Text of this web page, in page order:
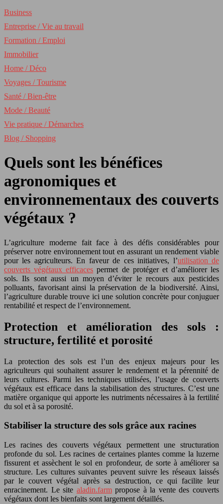
Business
Entreprise / Vie au travail
Formation / Emploi
Immobilier
Home / Déco
Voyages / Tourisme
Santé / Bien-être
Mode / Beauté
Vie pratique / Démarches
Blog / Shopping
Quels sont les bénéfices
agronomiques et
environnementaux des couverts
végétaux ?
L’agriculture moderne fait face à des défis considérables pour
préserver notre environnement tout en assurant un rendement viable
pour les agriculteurs. En faveur de ces initiatives, l’utilisation de
couverts végétaux efficaces permet de protéger et d’améliorer les
sols. Ils sont aussi un moyen d’éviter le recours aux pesticides
polluants, favorisant ainsi la préservation de la biodiversité. Ainsi,
l’agriculture durable trouve ici une solution concrète pour conjuguer
rentabilité et respect de l’environnement.
Protection et amélioration des sols :
structure, fertilité et porosité
La protection des sols est l’un des enjeux majeurs pour les
agriculteurs qui souhaitent assurer le rendement et la pérennité de
leurs cultures. Parmi les techniques utilisées, l’usage de couverts
végétaux est efficace dans la stabilisation des structures. C’est une
matière organique qui apporte les nutriments nécessaires à la fertilité
du sol et à sa porosité.
Stabiliser la structure des sols grâce aux racines
Les racines des couverts végétaux permettent une structuration
profonde du sol. Les racines de certaines plantes comme la luzerne
fissurent et assèchent le sol en profondeur, de sorte à améliorer sa
structure. Les cultures suivantes peuvent suivre les réseaux laissés
par le couvert végétal après sa destruction, ce qui facilite leur
enracinement. Le site aladin.farmpropose à la vente des couverts
végétaux dont les bienfaits sont largement détaillés.